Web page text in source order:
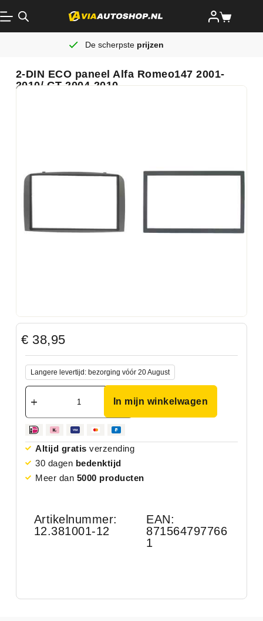
De scherpste prijzen
2-DIN ECO paneel Alfa Romeo147 2001-
2010/ GT 2004-2010
€ 38,95
Langere levertijd: bezorging vóór 20 August
In mijn winkelwagen
Altijd gratis verzending
30 dagen bedenktijd
Meer dan 5000 producten
Artikelnummer:
12.381001-12
EAN:
871564797766
1